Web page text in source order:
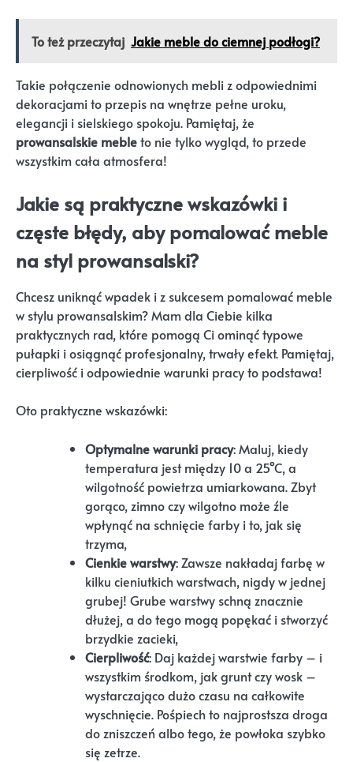
To też przeczytaj Jakie meble do ciemnej podłogi?
Takie połączenie odnowionych mebli z odpowiednimi
dekoracjami to przepis na wnętrze pełne uroku,
elegancji i sielskiego spokoju. Pamiętaj, że
prowansalskie mebleto nie tylko wygląd, to przede
wszystkim cała atmosfera!
Jakie są praktyczne wskazówki i
częste błędy, aby pomalować meble
na styl prowansalski?
Chcesz uniknąć wpadek i z sukcesem pomalować meble
w stylu prowansalskim? Mam dla Ciebie kilka
praktycznych rad, które pomogą Ci ominąć typowe
pułapki i osiągnąć profesjonalny, trwały efekt. Pamiętaj,
cierpliwość i odpowiednie warunki pracy to podstawa!
Oto praktyczne wskazówki:
Optymalne warunki pracy: Maluj, kiedy
temperatura jest między 10 a 25°C, a
wilgotność powietrza umiarkowana. Zbyt
gorąco, zimno czy wilgotno może źle
wpłynąć na schnięcie farby i to, jak się
trzyma,
Cienkie warstwy: Zawsze nakładaj farbę w
kilku cieniutkich warstwach, nigdy w jednej
grubej! Grube warstwy schną znacznie
dłużej, a do tego mogą popękać i stworzyć
brzydkie zacieki,
Cierpliwość: Daj każdej warstwie farby – i
wszystkim środkom, jak grunt czy wosk –
wystarczająco dużo czasu na całkowite
wyschnięcie. Pośpiech to najprostsza droga
do zniszczeń albo tego, że powłoka szybko
się zetrze.